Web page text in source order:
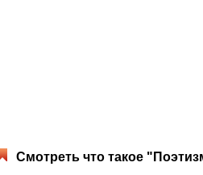
Смотреть что такое